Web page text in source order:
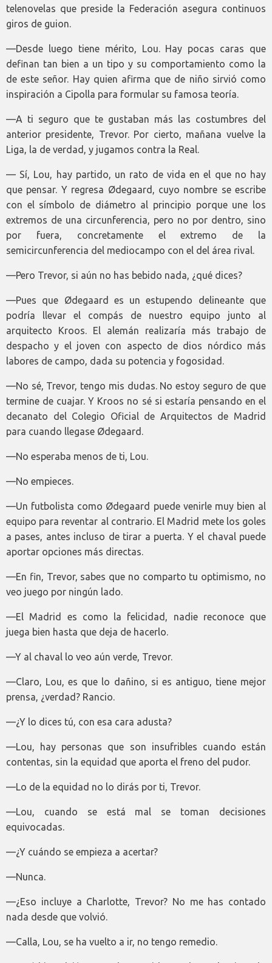
telenovelas que preside la Federación asegura continuos
giros de guion.
—Desde luego tiene mérito, Lou. Hay pocas caras que
definan tan bien a un tipo y su comportamiento como la
de este señor. Hay quien afirma que de niño sirvió como
inspiración a Cipolla para formular su famosa teoría.
—A ti seguro que te gustaban más las costumbres del
anterior presidente, Trevor. Por cierto, mañana vuelve la
Liga, la de verdad, y jugamos contra la Real.
— Sí, Lou, hay partido, un rato de vida en el que no hay
que pensar. Y regresa Ødegaard, cuyo nombre se escribe
con el símbolo de diámetro al principio porque une los
extremos de una circunferencia, pero no por dentro, sino
por fuera, concretamente el extremo de la
semicircunferencia del mediocampo con el del área rival.
—Pero Trevor, si aún no has bebido nada, ¿qué dices?
—Pues que Ødegaard es un estupendo delineante que
podría llevar el compás de nuestro equipo junto al
arquitecto Kroos. El alemán realizaría más trabajo de
despacho y el joven con aspecto de dios nórdico más
labores de campo, dada su potencia y fogosidad.
—No sé, Trevor, tengo mis dudas. No estoy seguro de que
termine de cuajar. Y Kroos no sé si estaría pensando en el
decanato del Colegio Oficial de Arquitectos de Madrid
para cuando llegase Ødegaard.
—No esperaba menos de ti, Lou.
—No empieces.
—Un futbolista como Ødegaard puede venirle muy bien al
equipo para reventar al contrario. El Madrid mete los goles
a pases, antes incluso de tirar a puerta. Y el chaval puede
aportar opciones más directas.
—En fin, Trevor, sabes que no comparto tu optimismo, no
veo juego por ningún lado.
—El Madrid es como la felicidad, nadie reconoce que
juega bien hasta que deja de hacerlo.
—Y al chaval lo veo aún verde, Trevor.
—Claro, Lou, es que lo dañino, si es antiguo, tiene mejor
prensa, ¿verdad? Rancio.
—¿Y lo dices tú, con esa cara adusta?
—Lou, hay personas que son insufribles cuando están
contentas, sin la equidad que aporta el freno del pudor.
—Lo de la equidad no lo dirás por ti, Trevor.
—Lou, cuando se está mal se toman decisiones
equivocadas.
—¿Y cuándo se empieza a acertar?
—Nunca.
—¿Eso incluye a Charlotte, Trevor? No me has contado
nada desde que volvió.
—Calla, Lou, se ha vuelto a ir, no tengo remedio.